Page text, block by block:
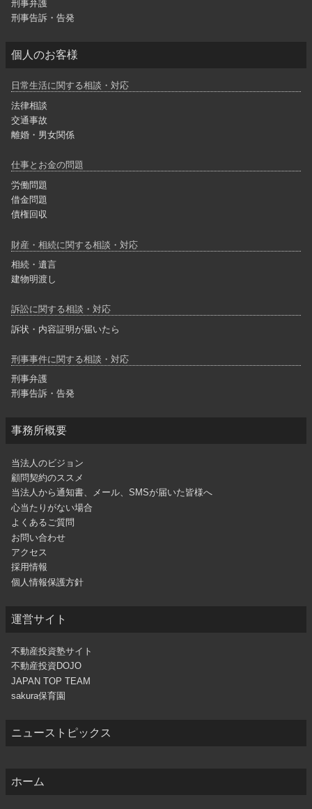
刑事弁護
刑事告訴・告発
個人のお客様
日常生活に関する相談・対応
法律相談
交通事故
離婚・男女関係
仕事とお金の問題
労働問題
借金問題
債権回収
財産・相続に関する相談・対応
相続・遺言
建物明渡し
訴訟に関する相談・対応
訴状・内容証明が届いたら
刑事事件に関する相談・対応
刑事弁護
刑事告訴・告発
事務所概要
当法人のビジョン
顧問契約のススメ
当法人から通知書、メール、SMSが届いた皆様へ
心当たりがない場合
よくあるご質問
お問い合わせ
アクセス
採用情報
個人情報保護方針
運営サイト
不動産投資塾サイト
不動産投資DOJO
JAPAN TOP TEAM
sakura保育園
ニューストピックス
ホーム